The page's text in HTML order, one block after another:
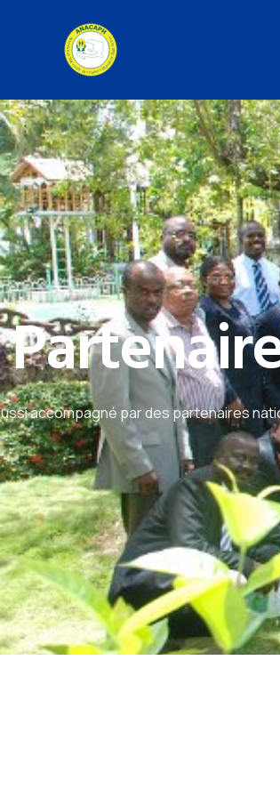
aussi accompagné par des partenaires